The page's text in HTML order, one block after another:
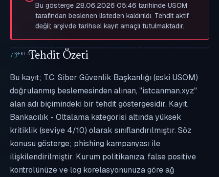
Bu gösterge 28.06.2026 05:46 tarihinde USOM
tarafından beslenen listeden kaldırıldı. Tehdit aktif
değil; arşivde tarihsel kayıt amaçlı tutulmaktadır.
Tehdit Özeti
Bu kayıt; T.C. Siber Güvenlik Başkanlığı (eski USOM)
doğrulanmış beslemesinden alınan, "istcanman.xyz"
alan adı biçimindeki bir tehdit göstergesidir. Kayıt,
Bankacılık - Oltalama kategorisi altında yüksek
kritiklik (seviye 4/10) olarak sınıflandırılmıştır. Söz
konusu gösterge; phishing kampanyası ile
ilişkilendirilmiştir. Kurum politikanıza, false positive
kontrolünüze ve log korelasyonunuza göre ağ